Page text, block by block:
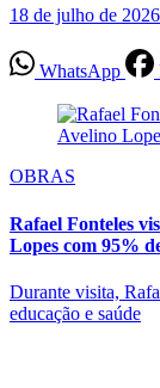
18 de julho de
WhatsApp
OBRAS
Rafael Fonteles
Lopes com 95%
Durante visita,
educação e saúde